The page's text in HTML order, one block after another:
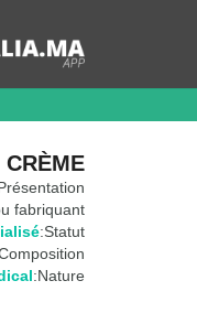
CRÈME
fabriquant:
Statut:
Nature: